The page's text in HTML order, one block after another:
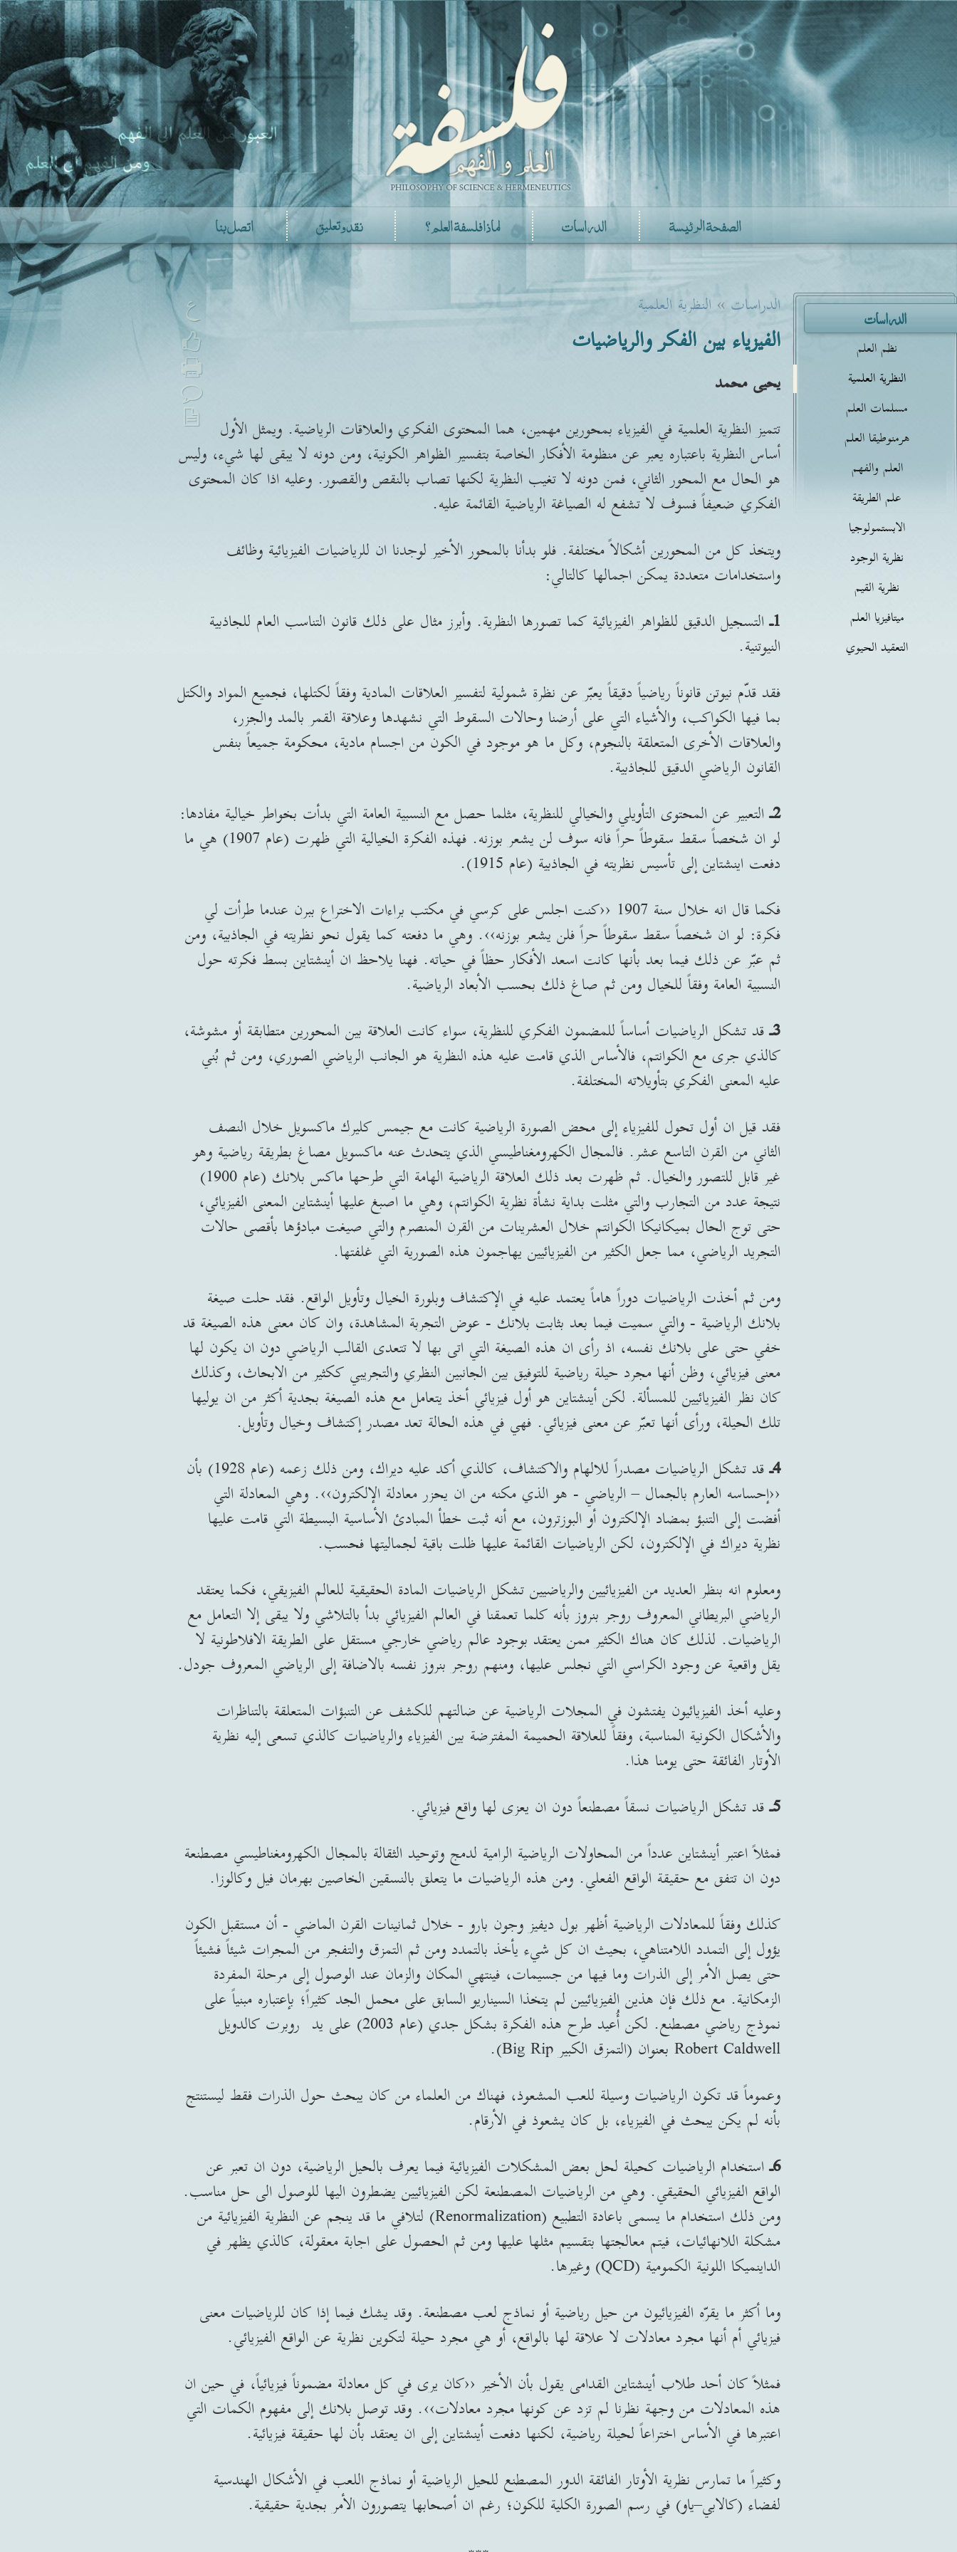
الصفحة الرئيسة الدراسات لماذا فلسفة العلم؟ نقد وتعليق اتصل بنا
ع الدراسات » النظرية العلمية
الفيزياء بين الفكر والرياضيات
يحيى محمد
تتميز النظرية العلمية في الفيزياء بمحورين مهمين، هما المحتوى الفكري والعلاقات الرياضية. ويمثل الأول
أساس النظرية باعتباره يعبر عن منظومة الأفكار الخاصة بتفسير الظواهر الكونية، ومن دونه لا يبقى لها شيء، وليس
هو الحال مع المحور الثاني، فمن دونه لا تغيب النظرية لكنها تصاب بالنقص والقصور. وعليه اذا كان المحتوى
الفكري ضعيفاً فسوف لا تشفع له الصياغة الرياضية القائمة عليه.
ويتخذ كل من المحورين أشكالاً مختلفة. فلو بدأنا بالمحور الأخير لوجدنا ان للرياضيات الفيزيائية وظائف
واستخدامات متعددة يمكن اجمالها كالتالي:
1ـالتسجيل الدقيق للظواهر الفيزيائية كما تصورها النظرية. وأبرز مثال على ذلك قانون التناسب العام للجاذبية
النيوتنية.
فقد قدّم نيوتن قانوناً رياضياً دقيقاً يعبّر عن نظرة شمولية لتفسير العلاقات المادية وفقاً لكتلها، فجميع المواد والكتل
بما فيها الكواكب، والأشياء التي على أرضنا وحالات السقوط التي نشهدها وعلاقة القمر بالمد والجزر،
والعلاقات الأخرى المتعلقة بالنجوم، وكل ما هو موجود في الكون من اجسام مادية، محكومة جميعاً بنفس
القانون الرياضي الدقيق للجاذبية.
2ـالتعبير عن المحتوى التأويلي والخيالي للنظرية، مثلما حصل مع النسبية العامة التي بدأت بخواطر خيالية مفادها:
لو ان شخصاً سقط سقوطاً حراً فانه سوف لن يشعر بوزنه. فهذه الفكرة الخيالية التي ظهرت (عام 1907) هي ما
دفعت اينشتاين إلى تأسيس نظريته في الجاذبية (عام 1915).
فكما قال انه خلال سنة 1907 ‹‹كنت اجلس على كرسي في مكتب براءات الاختراع ببرن عندما طرأت لي
فكرة: لو ان شخصاً سقط سقوطاً حراً فلن يشعر بوزنه››. وهي ما دفعته كما يقول نحو نظريته في الجاذبية، ومن
ثم عبّر عن ذلك فيما بعد بأنها كانت اسعد الأفكار حظاً في حياته. فهنا يلاحظ ان أينشتاين بسط فكرته حول
النسبية العامة وفقاً للخيال ومن ثم صاغ ذلك بحسب الأبعاد الرياضية.
3ـقد تشكل الرياضيات أساساً للمضمون الفكري للنظرية، سواء كانت العلاقة بين المحورين متطابقة أو مشوشة،
كالذي جرى مع الكوانتم، فالأساس الذي قامت عليه هذه النظرية هو الجانب الرياضي الصوري، ومن ثم بُني
عليه المعنى الفكري بتأويلاته المختلفة.
فقد قيل ان أول تحول للفيزياء إلى محض الصورة الرياضية كانت مع جيمس كليرك ماكسويل خلال النصف
الثاني من القرن التاسع عشر. فالمجال الكهرومغناطيسي الذي يتحدث عنه ماكسويل مصاغ بطريقة رياضية وهو
غير قابل للتصور والخيال. ثم ظهرت بعد ذلك العلاقة الرياضية الهامة التي طرحها ماكس بلانك (عام 1900)
نتيجة عدد من التجارب والتي مثلت بداية نشأة نظرية الكوانتم، وهي ما اصبغ عليها أينشتاين المعنى الفيزيائي،
حتى توج الحال بميكانيكا الكوانتم خلال العشرينات من القرن المنصرم والتي صيغت مبادؤها بأقصى حالات
التجريد الرياضي، مما جعل الكثير من الفيزيائيين يهاجمون هذه الصورية التي غلفتها.
ومن ثم أخذت الرياضيات دوراً هاماً يعتمد عليه في الإكتشاف وبلورة الخيال وتأويل الواقع. فقد حلت صيغة
بلانك الرياضية - والتي سميت فيما بعد بثابت بلانك - عوض التجربة المشاهدة، وان كان معنى هذه الصيغة قد
خفي حتى على بلانك نفسه، اذ رأى ان هذه الصيغة التي اتى بها لا تتعدى القالب الرياضي دون ان يكون لها
معنى فيزيائي، وظن أنها مجرد حيلة رياضية للتوفيق بين الجانبين النظري والتجريبي ككثير من الابحاث، وكذلك
كان نظر الفيزيائيين للمسألة. لكن أينشتاين هو أول فيزيائي أخذ يتعامل مع هذه الصيغة بجدية أكثر من ان يوليها
تلك الحيلة، ورأى أنها تعبّر عن معنى فيزيائي. فهي في هذه الحالة تعد مصدر إكتشاف وخيال وتأويل.
4ـ
قد تشكل الرياضيات مصدراً للالهام والاكتشاف، كالذي أكد عليه ديراك، ومن ذلك زعمه (عام 1928) بأن
‹‹إحساسه العارم بالجمال – الرياضي - هو الذي مكنه من ان يحزر معادلة الإلكترون››. وهي المعادلة التي
أفضت إلى التنبؤ بمضاد الإلكترون أو البوزترون، مع أنه ثبت خطأ المبادئ الأساسية البسيطة التي قامت عليها
نظرية ديراك في الإلكترون، لكن الرياضيات القائمة عليها ظلت باقية لجماليتها فحسب.
ومعلوم انه بنظر العديد من الفيزيائيين والرياضيين تشكل الرياضيات المادة الحقيقية للعالم الفيزيقي، فكما يعتقد
الرياضي البريطاني المعروف روجر بنروز بأنه كلما تعمقنا في العالم الفيزيائي بدأ بالتلاشي ولا يبقى إلا التعامل مع
الرياضيات. لذلك كان هناك الكثير ممن يعتقد بوجود عالم رياضي خارجي مستقل على الطريقة الافلاطونية لا
يقل واقعية عن وجود الكراسي التي نجلس عليها، ومنهم روجر بنروز نفسه بالاضافة إلى الرياضي المعروف جودل.
وعليه أخذ الفيزيائيون يفتشون في المجلات الرياضية عن ضالتهم للكشف عن التنبؤات المتعلقة بالتناظرات
والأشكال الكونية المناسبة، وفقاً للعلاقة الحميمة المفترضة بين الفيزياء والرياضيات كالذي تسعى إليه نظرية
الأوتار الفائقة حتى يومنا هذا.
5ـقد تشكل الرياضيات نسقاً مصطنعاً دون ان يعزى لها واقع فيزيائي.
فمثلاً اعتبر أينشتاين عدداً من المحاولات الرياضية الرامية لدمج وتوحيد الثقالة بالمجال الكهرومغناطيسي مصطنعة
دون ان تتفق مع حقيقة الواقع الفعلي. ومن هذه الرياضيات ما يتعلق بالنسقين الخاصين بهرمان فيل وكالوزا.
كذلك وفقاً للمعادلات الرياضية أظهر بول ديفيز وجون بارو - خلال ثمانينات القرن الماضي - أن مستقبل الكون
يؤول إلى التمدد اللامتناهي، بحيث ان كل شيء يأخذ بالتمدد ومن ثم التمزق والتفجر من المجرات شيئاً فشيئاً
حتى يصل الأمر إلى الذرات وما فيها من جسيمات، فينتهي المكان والزمان عند الوصول إلى مرحلة المفردة
الزمكانية. مع ذلك فإن هذين الفيزيائيين لم يتخذا السيناريو السابق على محمل الجد كثيراً؛ بإعتباره مبنياً على
نموذج رياضي مصطنع. لكن أُعيد طرح هذه الفكرة بشكل جدي (عام 2003) على يد روبرت كالدويل
Robert Caldwell بعنوان (التمزق الكبير Big Rip).
وعموماً قد تكون الرياضيات وسيلة للعب المشعوذ، فهناك من العلماء من كان يبحث حول الذرات فقط ليستنتج
بأنه لم يكن يبحث في الفيزياء، بل كان يشعوذ في الأرقام.
6ـاستخدام الرياضيات كحيلة لحل بعض المشكلات الفيزيائية فيما يعرف بالحيل الرياضية، دون ان تعبر عن
الواقع الفيزيائي الحقيقي. وهي من الرياضيات المصطنعة لكن الفيزيائيين يضطرون اليها للوصول الى حل مناسب.
ومن ذلك استخدام ما يسمى باعادة التطبيع (Renormalization) لتلافي ما قد ينجم عن النظرية الفيزيائية من
مشكلة اللانهائيات، فيتم معالجتها بتقسيم مثلها عليها ومن ثم الحصول على اجابة معقولة، كالذي يظهر في
الداينميكا اللونية الكمومية (QCD) وغيرها.
وما أكثر ما يقرّه الفيزيائيون من حيل رياضية أو نماذج لعب مصطنعة. وقد يشك فيما إذا كان للرياضيات معنى
فيزيائي أم أنها مجرد معادلات لا علاقة لها بالواقع، أو هي مجرد حيلة لتكوين نظرية عن الواقع الفيزيائي.
فمثلاً كان أحد طلاب أينشتاين القدامى يقول بأن الأخير ‹‹كان يرى في كل معادلة مضموناً فيزيائياً، في حين ان
هذه المعادلات من وجهة نظرنا لم تزد عن كونها مجرد معادلات››. وقد توصل بلانك إلى مفهوم الكمات التي
اعتبرها في الأساس اختراعاً لحيلة رياضية، لكنها دفعت أينشتاين إلى ان يعتقد بأن لها حقيقة فيزيائية.
وكثيراً ما تمارس نظرية الأوتار الفائقة الدور المصطنع للحيل الرياضية أو نماذج اللعب في الأشكال الهندسية
لفضاء (كالابي–ياو) في رسم الصورة الكلية للكون؛ رغم ان أصحابها يتصورون الأمر بجدية حقيقية.
الدراسات
نظم العلم
النظرية العلمية
مسلمات العلم
هرمنوطيقا العلم
العلم والفهم
علم الطريقة
الابستمولوجيا
نظرية الوجود
نظرية القيم
ميتافيزيا العلم
التعقيد الحيوي